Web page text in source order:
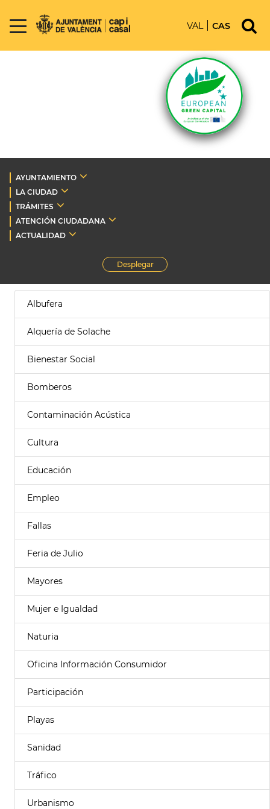
VAL CAS
AYUNTAMIENTO
LA CIUDAD
TRÁMITES
ATENCIÓN CIUDADANA
ACTUALIDAD
Desplegar
Albufera
Alquería de Solache
Bienestar Social
Bomberos
Contaminación Acústica
Cultura
Educación
Empleo
Fallas
Feria de Julio
Mayores
Mujer e Igualdad
Naturia
Oficina Información Consumidor
Participación
Playas
Sanidad
Tráfico
Urbanismo